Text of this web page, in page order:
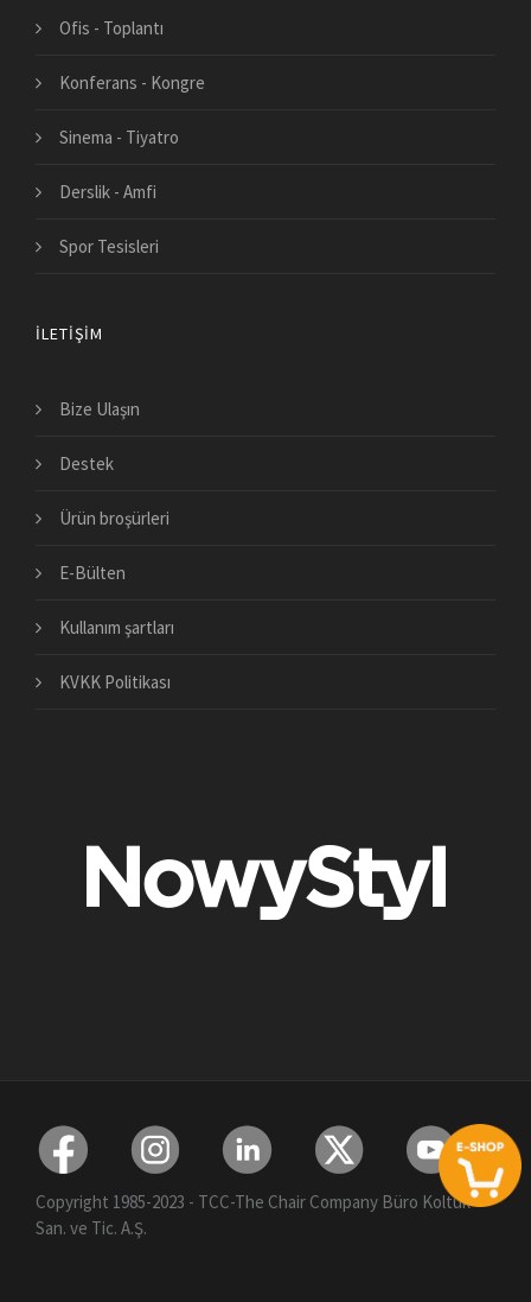
Ofis - Toplantı
Konferans - Kongre
Sinema - Tiyatro
Derslik - Amfi
Spor Tesisleri
İLETIŞIM
Bize Ulaşın
Destek
Ürün broşürleri
E-Bülten
Kullanım şartları
KVKK Politikası
Copyright 1985-2023 - TCC-The Chair Company Büro Koltuk
San. ve Tic. A.Ş.